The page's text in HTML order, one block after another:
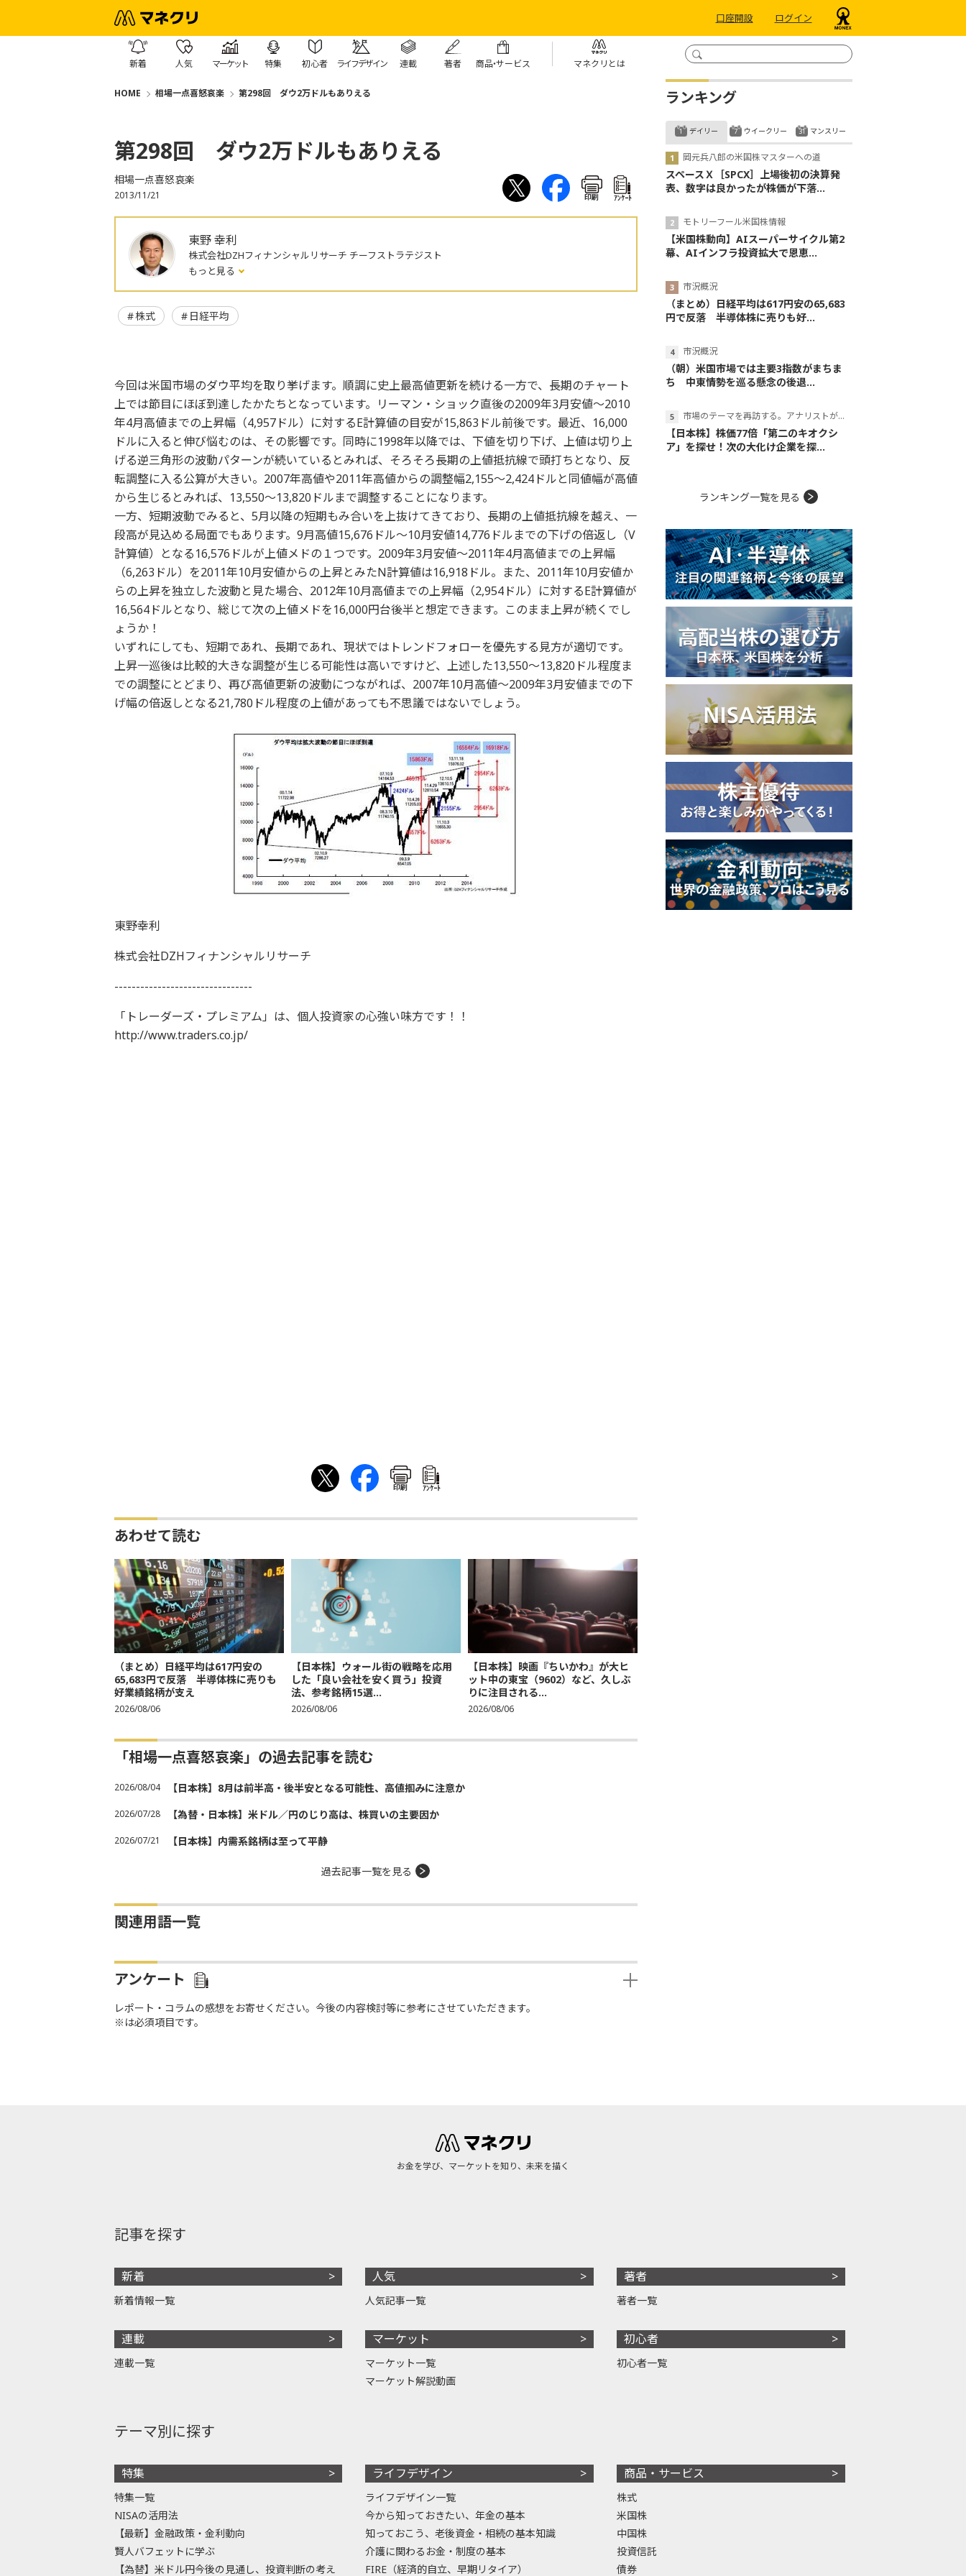
口座開設 ログイン
新着 人気 マーケット 特集 初心者 ライフデザイン 連載 著者 商品・サービス マネクリとは
HOME 相場一点喜怒哀楽 第298回 ダウ2万ドルもありえる
第298回 ダウ2万ドルもありえる
相場一点喜怒哀楽
2013/11/21 印刷 ｱﾝｹｰﾄ
東野 幸利
株式会社DZHフィナンシャルリサーチ チーフストラテジスト
もっと見る
株式 日経平均
今回は米国市場のダウ平均を取り挙げます。順調に史上最高値更新を続ける一方で、長期のチャート
上では節目にほぼ到達したかたちとなっています。リーマン・ショック直後の2009年3月安値～2010
年4月高値までの上昇幅（4,957ドル）に対するE計算値の目安が15,863ドル前後です。最近、16,000
ドルに入ると伸び悩むのは、その影響です。同時に1998年以降では、下値を切り下げ、上値は切り上
げる逆三角形の波動パターンが続いているとみれば、そろそろ長期の上値抵抗線で頭打ちとなり、反
転調整に入る公算が大きい。2007年高値や2011年高値からの調整幅2,155～2,424ドルと同値幅が高値
から生じるとみれば、13,550～13,820ドルまで調整することになります。
一方、短期波動でみると、5月以降の短期もみ合いを上抜けてきており、長期の上値抵抗線を越え、一
段高が見込める局面でもあります。9月高値15,676ドル～10月安値14,776ドルまでの下げの倍返し（V
計算値）となる16,576ドルが上値メドの１つです。2009年3月安値～2011年4月高値までの上昇幅
（6,263ドル）を2011年10月安値からの上昇とみたN計算値は16,918ドル。また、2011年10月安値か
らの上昇を独立した波動と見た場合、2012年10月高値までの上昇幅（2,954ドル）に対するE計算値が
16,564ドルとなり、総じて次の上値メドを16,000円台後半と想定できます。このまま上昇が続くでし
ょうか！
いずれにしても、短期であれ、長期であれ、現状ではトレンドフォローを優先する見方が適切です。
上昇一巡後は比較的大きな調整が生じる可能性は高いですけど、上述した13,550～13,820ドル程度ま
での調整にとどまり、再び高値更新の波動につながれば、2007年10月高値～2009年3月安値までの下
げ幅の倍返しとなる21,780ドル程度の上値があっても不思議ではないでしょう。
東野幸利
株式会社DZHフィナンシャルリサーチ
--------------------------------
「トレーダーズ・プレミアム」は、個人投資家の心強い味方です！！
http://www.traders.co.jp/
印刷 ｱﾝｹｰﾄ
あわせて読む
（まとめ）日経平均は617円安の
65,683円で反落 半導体株に売りも
好業績銘柄が支え
2026/08/06
【日本株】ウォール街の戦略を応用
した「良い会社を安く買う」投資
法、参考銘柄15選...
2026/08/06
【日本株】映画『ちいかわ』が大ヒ
ット中の東宝（9602）など、久しぶ
りに注目される...
2026/08/06
「相場一点喜怒哀楽」の過去記事を読む
2026/08/04 【日本株】8月は前半高・後半安となる可能性、高値掴みに注意か
2026/07/28 【為替・日本株】米ドル／円のじり高は、株買いの主要因か
2026/07/21 【日本株】内需系銘柄は至って平静
過去記事一覧を見る
関連用語一覧
アンケート
レポート・コラムの感想をお寄せください。今後の内容検討等に参考にさせていただきます。
※は必須項目です。
ランキング
デイリー
岡元兵八郎の米国株マスターへの道
スペースＸ［SPCX］上場後初の決算発
表、数字は良かったが株価が下落...
モトリーフール米国株情報
【米国株動向】AIスーパーサイクル第2
幕、AIインフラ投資拡大で恩恵...
市況概況
（まとめ）日経平均は617円安の65,683
円で反落 半導体株に売りも好...
市況概況
（朝）米国市場では主要3指数がまちま
ち 中東情勢を巡る懸念の後退...
市場のテーマを再訪する。アナリストが読み解くテーマの本質
【日本株】株価77倍「第二のキオクシ
ア」を探せ！次の大化け企業を探...
ウイークリー マンスリー
ランキング一覧を見る
お金を学び、マーケットを知り、未来を描く
記事を探す
新着
新着情報一覧
連載
連載一覧
人気
人気記事一覧
マーケット
マーケット一覧
マーケット解説動画
著者
著者一覧
初心者
初心者一覧
テーマ別に探す
特集
特集一覧
NISAの活用法
【最新】金融政策・金利動向
賢人バフェットに学ぶ
【為替】米ドル円今後の見通し、投資判断の考え
ライフデザイン
ライフデザイン一覧
今から知っておきたい、年金の基本
知っておこう、老後資金・相続の基本知識
介護に関わるお金・制度の基本
FIRE（経済的自立、早期リタイア）
商品・サービス
株式
米国株
中国株
投資信託
債券